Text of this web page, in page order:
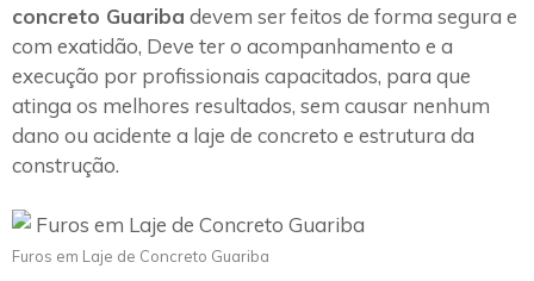
concreto Guariba devem ser feitos de forma segura e
com exatidão, Deve ter o acompanhamento e a
execução por profissionais capacitados, para que
atinga os melhores resultados, sem causar nenhum
dano ou acidente a laje de concreto e estrutura da
construção.
Furos em Laje de Concreto Guariba